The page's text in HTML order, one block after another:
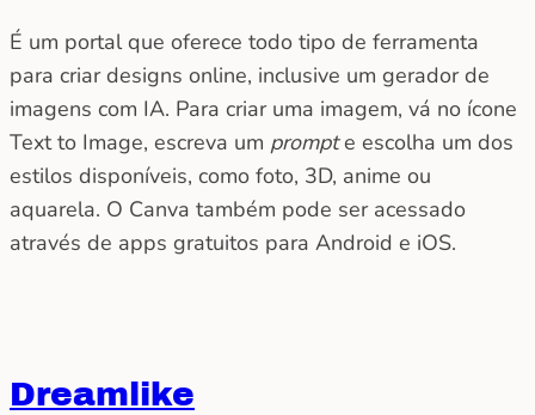
É um portal que oferece todo tipo de ferramenta
para criar designs online, inclusive um gerador de
imagens com IA. Para criar uma imagem, vá no ícone
Text to Image, escreva um prompte escolha um dos
estilos disponíveis, como foto, 3D, anime ou
aquarela. O Canva também pode ser acessado
através de apps gratuitos para Android e iOS.
Dreamlike